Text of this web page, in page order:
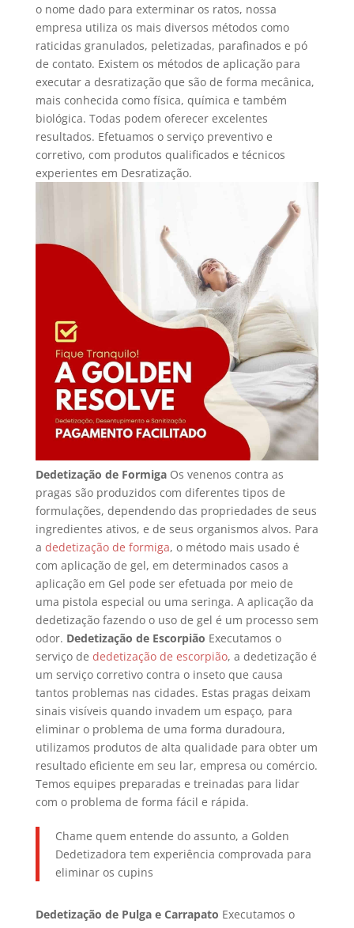
o nome dado para exterminar os ratos, nossa
empresa utiliza os mais diversos métodos como
raticidas granulados, peletizadas, parafinados e pó
de contato. Existem os métodos de aplicação para
executar a desratização que são de forma mecânica,
mais conhecida como física, química e também
biológica. Todas podem oferecer excelentes
resultados. Efetuamos o serviço preventivo e
corretivo, com produtos qualificados e técnicos
experientes em Desratização.
Dedetização de Formiga Os venenos contra as
pragas são produzidos com diferentes tipos de
formulações, dependendo das propriedades de seus
ingredientes ativos, e de seus organismos alvos. Para
a dedetização de formiga, o método mais usado é
com aplicação de gel, em determinados casos a
aplicação em Gel pode ser efetuada por meio de
uma pistola especial ou uma seringa. A aplicação da
dedetização fazendo o uso de gel é um processo sem
odor. Dedetização de Escorpião Executamos o
serviço de dedetização de escorpião, a dedetização é
um serviço corretivo contra o inseto que causa
tantos problemas nas cidades. Estas pragas deixam
sinais visíveis quando invadem um espaço, para
eliminar o problema de uma forma duradoura,
utilizamos produtos de alta qualidade para obter um
resultado eficiente em seu lar, empresa ou comércio.
Temos equipes preparadas e treinadas para lidar
com o problema de forma fácil e rápida.
Chame quem entende do assunto, a Golden
Dedetizadora tem experiência comprovada para
eliminar os cupins
Dedetização de Pulga e Carrapato Executamos o